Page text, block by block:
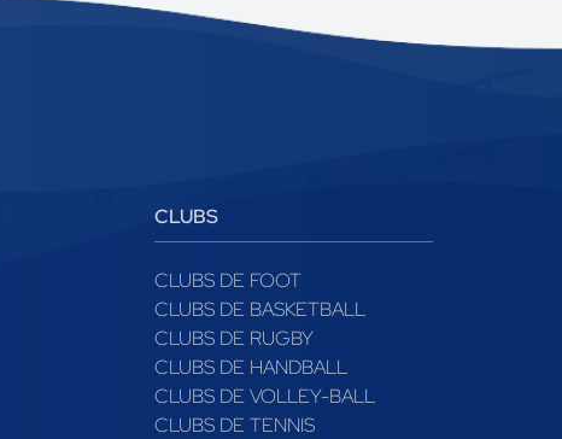
CLUBS
CLUBS DE FOOT
CLUBS DE BASKETBALL
CLUBS DE RUGBY
CLUBS DE HANDBALL
CLUBS DE VOLLEY-BALL
CLUBS DE TENNIS